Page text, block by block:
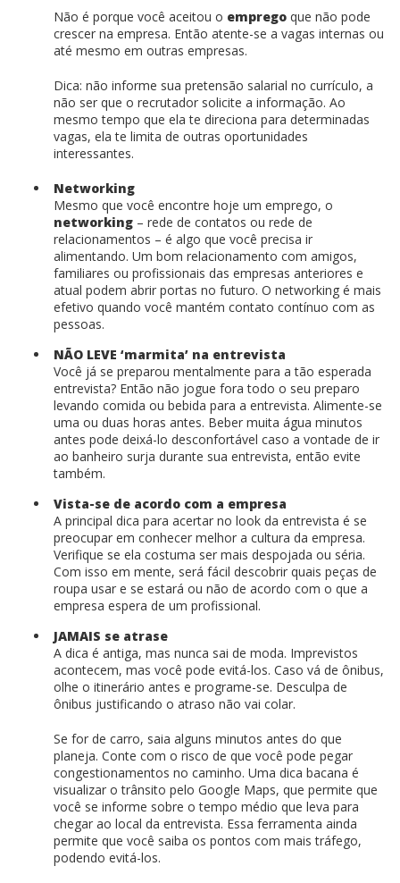
Não é porque você aceitou o emprego que não pode
crescer na empresa. Então atente-se a vagas internas ou
até mesmo em outras empresas.
Dica: não informe sua pretensão salarial no currículo, a
não ser que o recrutador solicite a informação. Ao
mesmo tempo que ela te direciona para determinadas
vagas, ela te limita de outras oportunidades
interessantes.
Networking
Mesmo que você encontre hoje um emprego, o
networking – rede de contatos ou rede de
relacionamentos – é algo que você precisa ir
alimentando. Um bom relacionamento com amigos,
familiares ou profissionais das empresas anteriores e
atual podem abrir portas no futuro. O networking é mais
efetivo quando você mantém contato contínuo com as
pessoas.
NÃO LEVE ‘marmita’ na entrevista
Você já se preparou mentalmente para a tão esperada
entrevista? Então não jogue fora todo o seu preparo
levando comida ou bebida para a entrevista. Alimente-se
uma ou duas horas antes. Beber muita água minutos
antes pode deixá-lo desconfortável caso a vontade de ir
ao banheiro surja durante sua entrevista, então evite
também.
Vista-se de acordo com a empresa
A principal dica para acertar no look da entrevista é se
preocupar em conhecer melhor a cultura da empresa.
Verifique se ela costuma ser mais despojada ou séria.
Com isso em mente, será fácil descobrir quais peças de
roupa usar e se estará ou não de acordo com o que a
empresa espera de um profissional.
JAMAIS se atrase
A dica é antiga, mas nunca sai de moda. Imprevistos
acontecem, mas você pode evitá-los. Caso vá de ônibus,
olhe o itinerário antes e programe-se. Desculpa de
ônibus justificando o atraso não vai colar.
Se for de carro, saia alguns minutos antes do que
planeja. Conte com o risco de que você pode pegar
congestionamentos no caminho. Uma dica bacana é
visualizar o trânsito pelo Google Maps, que permite que
você se informe sobre o tempo médio que leva para
chegar ao local da entrevista. Essa ferramenta ainda
permite que você saiba os pontos com mais tráfego,
podendo evitá-los.